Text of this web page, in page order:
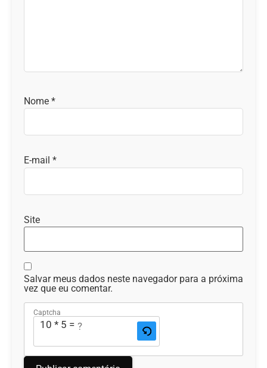
Nome *
E-mail *
Site
Salvar meus dados neste navegador para a próxima
vez que eu comentar.
Captcha
10 * 5 = ?